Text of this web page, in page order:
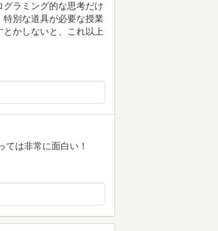
ラミング的な思考だけ
別な道具が必要な授業
かしないと、これ以上
は非常に面白い！